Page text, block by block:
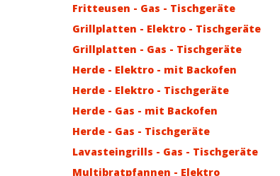
Fritteusen - Gas - Tischgeräte
Grillplatten - Elektro - Tischgeräte
Grillplatten - Gas - Tischgeräte
Herde - Elektro - mit Backofen
Herde - Elektro - Tischgeräte
Herde - Gas - mit Backofen
Herde - Gas - Tischgeräte
Lavasteingrills - Gas - Tischgeräte
Multibratpfannen - Elektro